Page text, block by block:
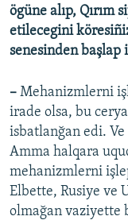
ögüne alıp, Qırım
etilecegini
senesinden başlap
– Mehanizmlerni
irade olsa, bu
isbatlanğan edi.
Amma halqara
mehanizmlerni
Elbette, Rusiye ve
olmağan vaziyette